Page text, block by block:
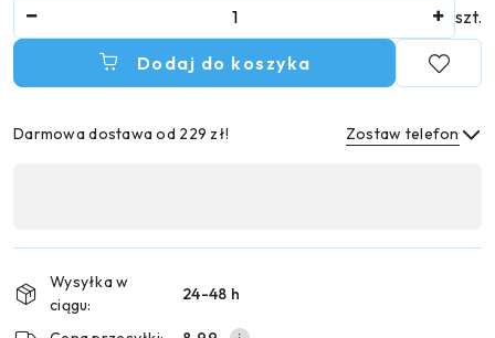
szt.
Dodaj do koszyka
Darmowa dostawa od 229 zł! Zostaw telefon
płatność
dostawa
Wysyłka w
ciągu:
24-48 h